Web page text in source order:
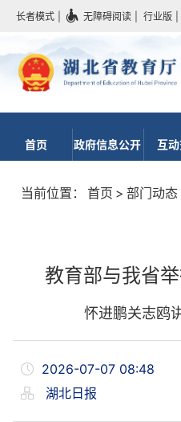
长者模式 无障碍阅读 行业版
首页 政府信息公开 互
当前位置： 首页 > 部门动态
教育部与我省
怀进鹏关志鸥
2026-07-07 08:48
湖北日报